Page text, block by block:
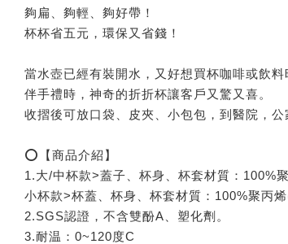
夠扁、夠輕、夠好帶！
杯杯省五元，環保又省錢！
當水壺已經有裝開水，又好想買杯咖啡或飲
伴手禮時，神奇的折折杯讓客戶又驚又喜。
收摺後可放口袋、皮夾、小包包，到醫院，
⭕【商品介紹】
1.大/中杯款>蓋子、杯身、杯套材質：100%
小杯款>杯蓋、杯身、杯套材質：100%聚丙
2.SGS認證，不含雙酚A、塑化劑。
3.耐温：0~120度C